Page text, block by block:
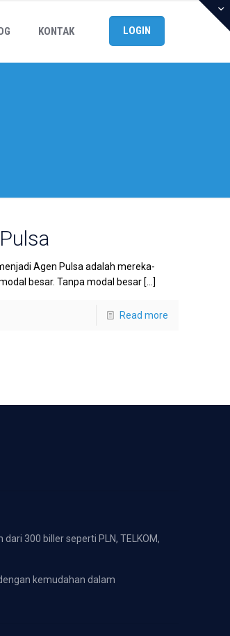
KONTAK LOGIN
Agen Pulsa adalah mereka-
besar. Tanpa modal besar[…]
Read more
300 biller seperti PLN, TELKOM,
kemudahan dalam